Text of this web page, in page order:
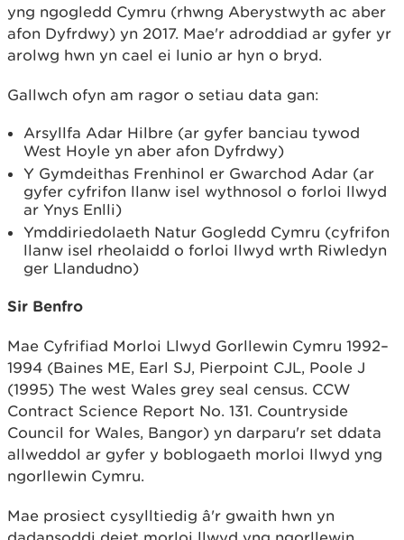
yng ngogledd Cymru (rhwng Aberystwyth ac aber
afon Dyfrdwy) yn 2017. Mae'r adroddiad ar gyfer yr
arolwg hwn yn cael ei lunio ar hyn o bryd.
Gallwch ofyn am ragor o setiau data gan:
Arsyllfa Adar Hilbre (ar gyfer banciau tywod
West Hoyle yn aber afon Dyfrdwy)
Y Gymdeithas Frenhinol er Gwarchod Adar (ar
gyfer cyfrifon llanw isel wythnosol o forloi llwyd
ar Ynys Enlli)
Ymddiriedolaeth Natur Gogledd Cymru (cyfrifon
llanw isel rheolaidd o forloi llwyd wrth Riwledyn
ger Llandudno)
Sir Benfro
Mae Cyfrifiad Morloi Llwyd Gorllewin Cymru 1992–
1994 (Baines ME, Earl SJ, Pierpoint CJL, Poole J
(1995) The west Wales grey seal census. CCW
Contract Science Report No. 131. Countryside
Council for Wales, Bangor) yn darparu'r set ddata
allweddol ar gyfer y boblogaeth morloi llwyd yng
ngorllewin Cymru.
Mae prosiect cysylltiedig â'r gwaith hwn yn